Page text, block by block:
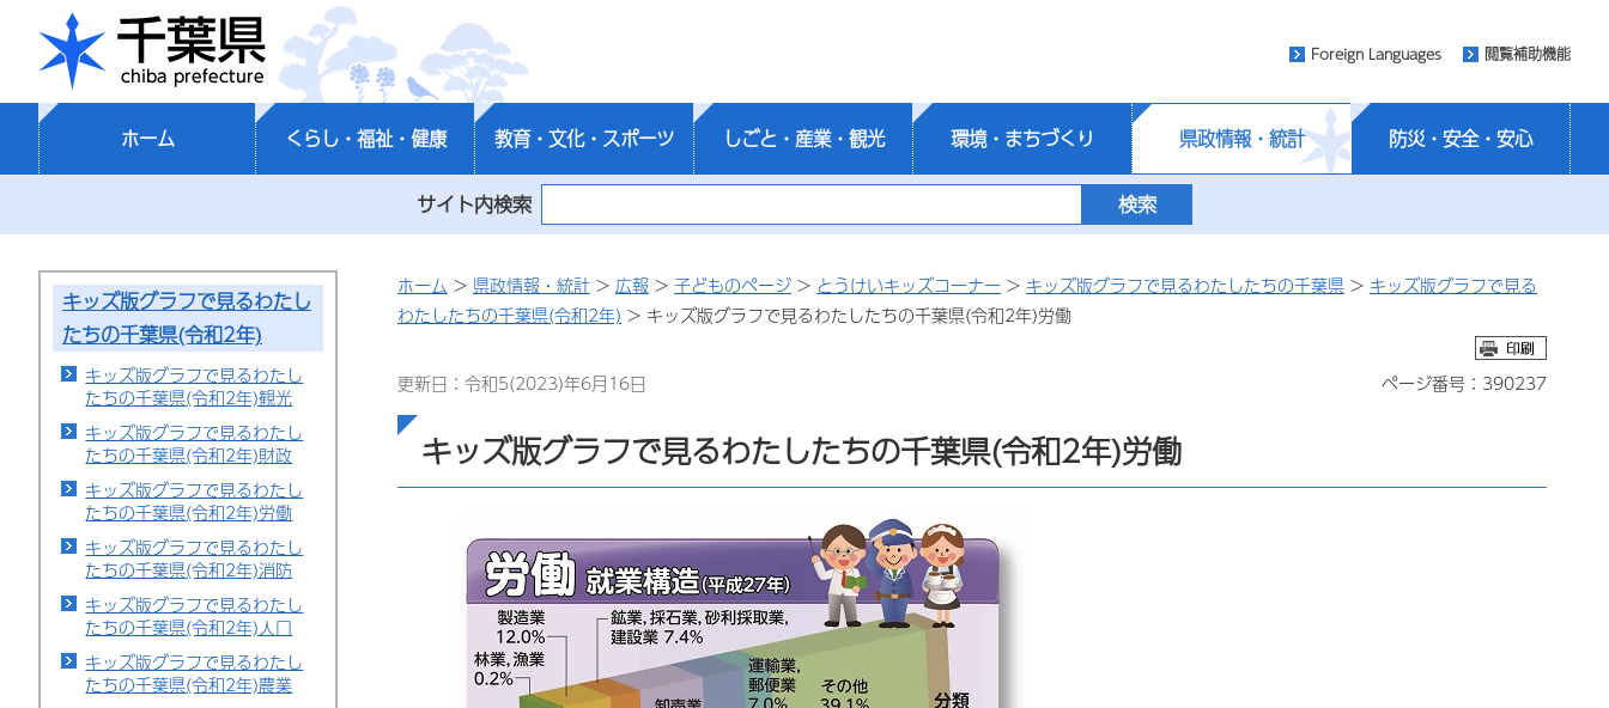
千葉県
Foreign Languages 閲覧補助機能
ホーム くらし・福祉・健康 教育・文化・スポーツ しごと・産業・観光 環境・まちづくり 県政情報・統計 防災・安全・安心
サイト内検索
キッズ版グラフで見るわたし
たちの千葉県(令和2年)
キッズ版グラフで見るわたし
たちの千葉県(令和2年)観光
キッズ版グラフで見るわたし
たちの千葉県(令和2年)財政
キッズ版グラフで見るわたし
たちの千葉県(令和2年)労働
キッズ版グラフで見るわたし
たちの千葉県(令和2年)消防
キッズ版グラフで見るわたし
たちの千葉県(令和2年)人口
キッズ版グラフで見るわたし
たちの千葉県(令和2年)農業
ホーム > 県政情報・統計 > 広報 > 子どものページ > とうけいキッズコーナー > キッズ版グラフで見るわたしたちの千葉県 > キッズ版グラフで見る
わたしたちの千葉県(令和2年) > キッズ版グラフで見るわたしたちの千葉県(令和2年)労働
更新日：令和5(2023)年6月16日 ページ番号：390237
キッズ版グラフで見るわたしたちの千葉県(令和2年)労働